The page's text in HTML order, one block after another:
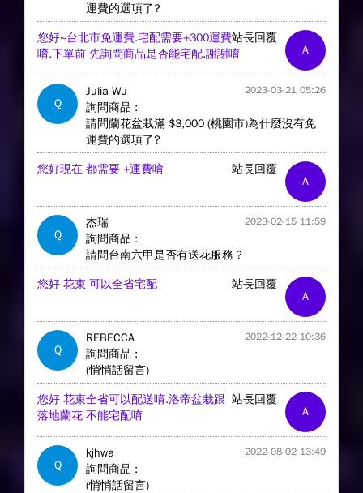
運費的選項了?
A
站長回覆
您好~台北市免運費.宅配需要+300運費
唷.下單前 先詢問商品是否能宅配.謝謝唷
Q
Julia Wu 2023-03-21 05:26
詢問商品 :
請問蘭花盆栽滿 $3,000 (桃園市)為什麼沒有免
運費的選項了?
A
站長回覆
您好現在 都需要 +運費唷
Q
杰瑞 2023-02-15 11:59
詢問商品 :
請問台南六甲是否有送花服務？
A
站長回覆
您好 花束 可以全省宅配
Q
REBECCA 2022-12-22 10:36
詢問商品 :
(悄悄話留言)
A
站長回覆
您好 花束全省可以配送唷.洛帝盆栽跟
落地蘭花 不能宅配唷
Q
kjhwa 2022-08-02 13:49
詢問商品 :
(悄悄話留言)